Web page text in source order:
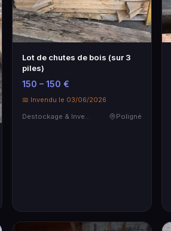
Lot de chutes de bois (sur 3
piles)
150 – 150 €
📅 Invendu le 03/06/2026
Destockage & Invendus
Poligné